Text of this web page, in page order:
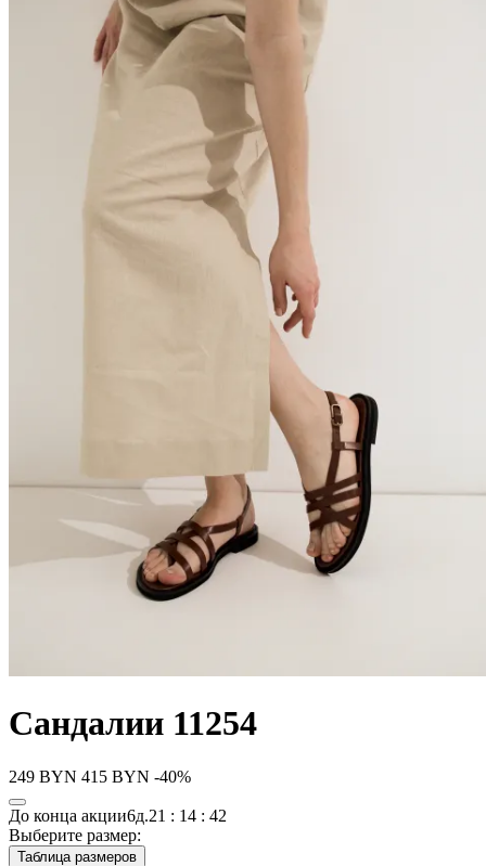
Сандалии 11254
249 BYN 415 BYN -40%
До конца акции6д.21 : 14 : 42
Выберите размер:
Таблица размеров